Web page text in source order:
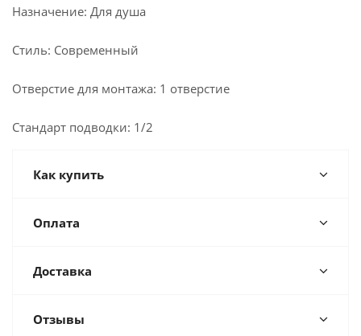
Назначение: Для душа
Стиль: Современный
Отверстие для монтажа: 1 отверстие
Стандарт подводки: 1/2
Как купить
Оплата
Доставка
Отзывы